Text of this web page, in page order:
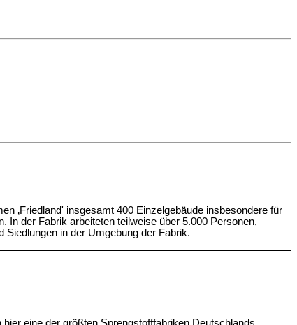
‚Friedland' insgesamt 400 Einzelgebäude insbesondere für
In der Fabrik arbeiteten teilweise über 5.000 Personen,
in der Umgebung der Fabrik.
eine der größten Sprengstofffabriken Deutschlands.